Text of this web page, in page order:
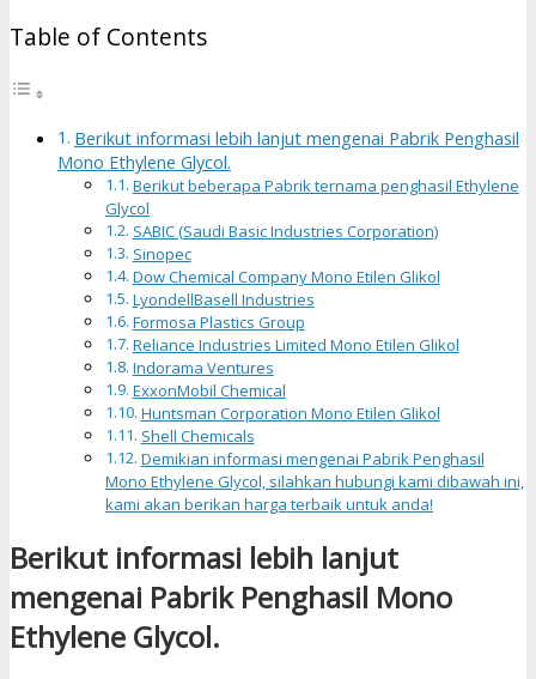
Table of Contents
Berikut informasi lebih lanjut mengenai Pabrik Penghasil
Mono Ethylene Glycol.
Berikut beberapa Pabrik ternama penghasil Ethylene
Glycol
SABIC (Saudi Basic Industries Corporation)
Sinopec
Dow Chemical Company Mono Etilen Glikol
LyondellBasell Industries
Formosa Plastics Group
Reliance Industries Limited Mono Etilen Glikol
Indorama Ventures
ExxonMobil Chemical
Huntsman Corporation Mono Etilen Glikol
Shell Chemicals
Demikian informasi mengenai Pabrik Penghasil
Mono Ethylene Glycol, silahkan hubungi kami dibawah ini,
kami akan berikan harga terbaik untuk anda!
Berikut informasi lebih lanjut
mengenai Pabrik Penghasil Mono
Ethylene Glycol.